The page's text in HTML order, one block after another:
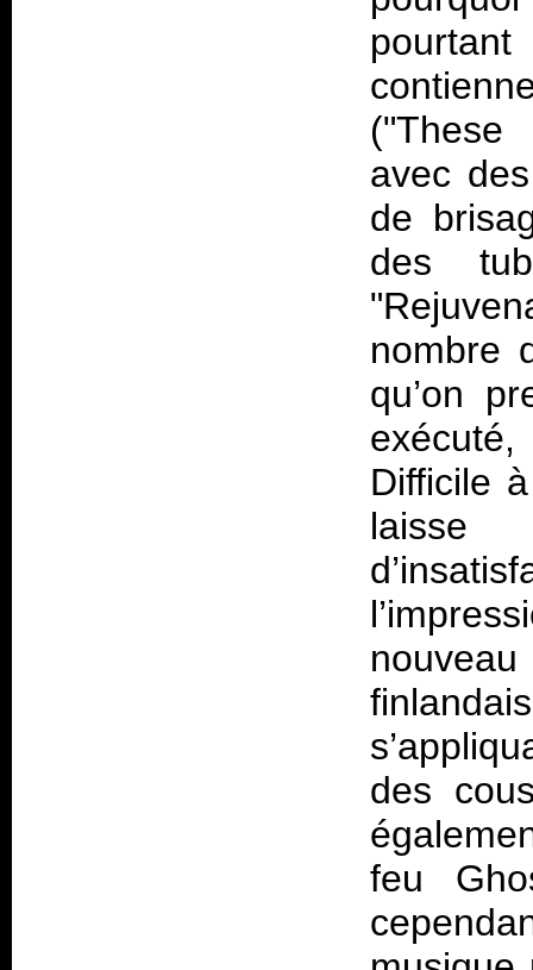
avec
de
des
nombre
qu’on
Difficile
laisse
des
feu